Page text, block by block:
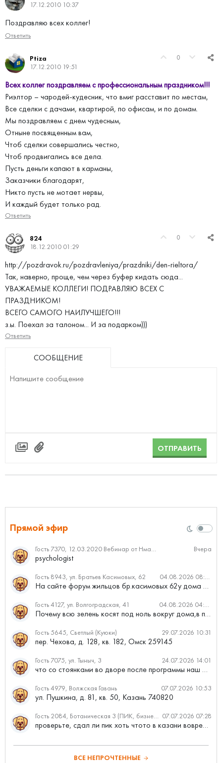
17.12.2010 10:37
Поздравляю всех коллег!
Ответить
0
Ptiza
17.12.2010 19:51
Всех коллег поздравляем с профессиональным праздником!!!
Риэлтор – чародей-кудесник, что вмиг расставит по местам,
Все сделки с дачами, квартирой, по офисам, и по домам.
Мы поздравляем с днем чудесным,
Отныне посвященным вам,
Чтоб сделки совершались честно,
Чтоб продвигались все дела.
Пусть деньги капают в карманы,
Заказчики благодарят,
Никто пусть не мотает нервы,
И каждый будет только рад.
Ответить
0
824
18.12.2010 01:29
http://pozdravok.ru/pozdravleniya/prazdniki/den-rieltora/
Так, наверно, проще, чем через буфер кидать сюда...
УВАЖАЕМЫЕ КОЛЛЕГИ! ПОДРАВЛЯЮ ВСЕХ С
ПРАЗДНИКОМ!
ВСЕГО САМОГО НАИЛУЧШЕГО!!!
з.ы. Поехал за талоном... И за подарком)))
Ответить
СООБЩЕНИЕ
ОТПРАВИТЬ
Прямой эфир
Гость 7370, 12.03.2020 Вебинар от Нмаркет.ПРО: «Актуальное об ипотеке: что нужно знать» Вчера
psychologist
Гость 8943, ул. Братьев Касимовых, 62 04.08.2026 08:34
На сайте форум жильцов бр.касимовых 62у дома растут красивые...
Гость 4127, ул. Волгоградская, 41 04.08.2026 04:46
Почему всю зелень косят под ноль вокруг дома,в полисадниках....
Гость 5645, Светлый (Куюки) 29.07.2026 10:31
пер. Чехова, д. 128, кв. 182, Омск 259145
Гость 7075, ул. Тыныч, 3 24.07.2026 14:01
что со стоянками во дворе после программы наш двор
Гость 4979, Волжская Гавань 07.07.2026 10:53
ул. Пушкина, д. 81, кв. 50, Казань 740820
Гость 2084, Ботаническая 3 (ПИК, бизнес-класс) 07.07.2026 07:28
проверьте, сдал ли пик хоть чтото в казани вовремя?
ВСЕ НЕПРОЧТЕННЫЕ